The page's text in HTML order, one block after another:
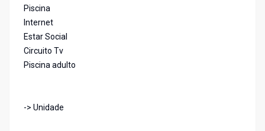
Piscina
Internet
Estar Social
Circuito Tv
Piscina adulto
-> Unidade